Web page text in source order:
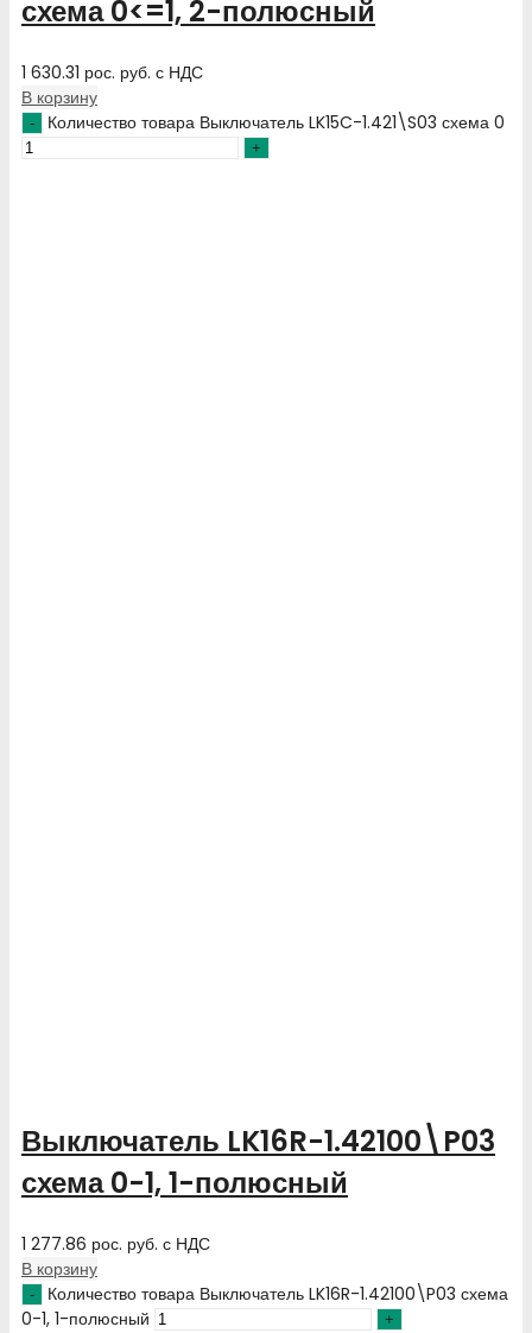
схема 0<=1, 2-полюсный
1 630.31 рос. руб. с НДС
В корзину
Количество товара Выключатель LK15C-1.421\S03 схема 0
Выключатель LK16R-1.42100\P03
схема 0-1, 1-полюсный
1 277.86 рос. руб. с НДС
В корзину
Количество товара Выключатель LK16R-1.42100\P03 схема
0-1, 1-полюсный